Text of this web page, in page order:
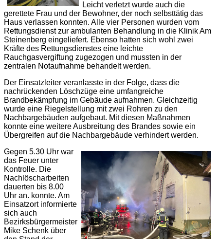
Leicht verletzt wurde auch die
gerettete Frau und der Bewohner, der noch selbsttätig das
Haus verlassen konnten. Alle vier Personen wurden vom
Rettungsdienst zur ambulanten Behandlung in die Klinik Am
Steinenberg eingeliefert. Ebenso hatten sich wohl zwei
Kräfte des Rettungsdienstes eine leichte
Rauchgasvergiftung zugezogen und mussten in der
zentralen Notaufnahme behandelt werden.
Der Einsatzleiter veranlasste in der Folge, dass die
nachrückenden Löschzüge eine umfangreiche
Brandbekämpfung im Gebäude aufnahmen. Gleichzeitig
wurde eine Riegelstellung mit zwei Rohren zu den
Nachbargebäuden aufgebaut. Mit diesen Maßnahmen
konnte eine weitere Ausbreitung des Brandes sowie ein
Übergreifen auf die Nachbargebäude verhindert werden.
Gegen 5.30 Uhr war
das Feuer unter
Kontrolle. Die
Nachlöscharbeiten
dauerten bis 8.00
Uhr an. konnte. Am
Einsatzort informierte
sich auch
Bezirksbürgermeister
Mike Schenk über